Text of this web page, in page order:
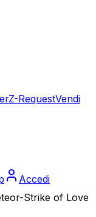
Z-RequestVendi
Accedi
Strike of Love